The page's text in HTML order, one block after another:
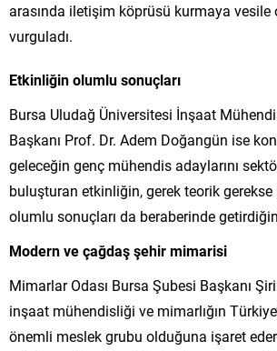
arasında iletişim köprüsü kurmaya
vurguladı.
Etkinliğin olumlu sonuçları
Bursa Uludağ Üniversitesi İnşaat
Başkanı Prof. Dr. Adem Doğangün ise
geleceğin genç mühendis adaylarını
buluşturan etkinliğin, gerek teorik
olumlu sonuçları da beraberinde
Modern ve çağdaş şehir mimarisi
Mimarlar Odası Bursa Şubesi Başkanı
inşaat mühendisliği ve mimarlığın
önemli meslek grubu olduğuna işaret